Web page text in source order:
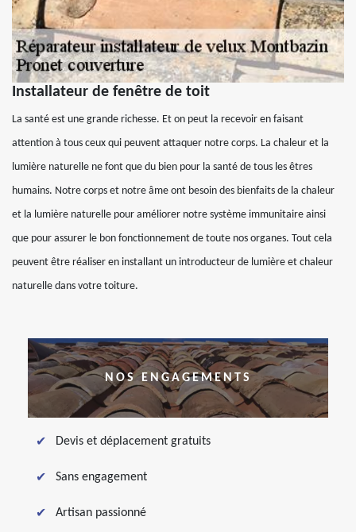
Installateur de fenêtre de toit
La santé est une grande richesse. Et on peut la recevoir en faisant
attention à tous ceux qui peuvent attaquer notre corps. La chaleur et la
lumière naturelle ne font que du bien pour la santé de tous les êtres
humains. Notre corps et notre âme ont besoin des bienfaits de la chaleur
et la lumière naturelle pour améliorer notre système immunitaire ainsi
que pour assurer le bon fonctionnement de toute nos organes. Tout cela
peuvent être réaliser en installant un introducteur de lumière et chaleur
naturelle dans votre toiture.
NOS ENGAGEMENTS
Devis et déplacement gratuits
Sans engagement
Artisan passionné